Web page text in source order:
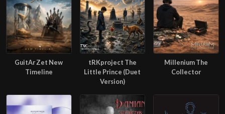
GuitAr Zet New
Timeline
tRKproject The
Little Prince (Duet
Version)
Millenium The
Collector